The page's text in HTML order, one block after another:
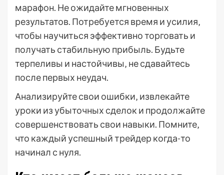
марафон. Не ожидайте мгновенных
результатов. Потребуется время и усилия‚
чтобы научиться эффективно торговать и
получать стабильную прибыль. Будьте
терпеливы и настойчивы‚ не сдавайтесь
после первых неудач.
Анализируйте свои ошибки‚ извлекайте
уроки из убыточных сделок и продолжайте
совершенствовать свои навыки. Помните‚
что каждый успешный трейдер когда-то
начинал с нуля.